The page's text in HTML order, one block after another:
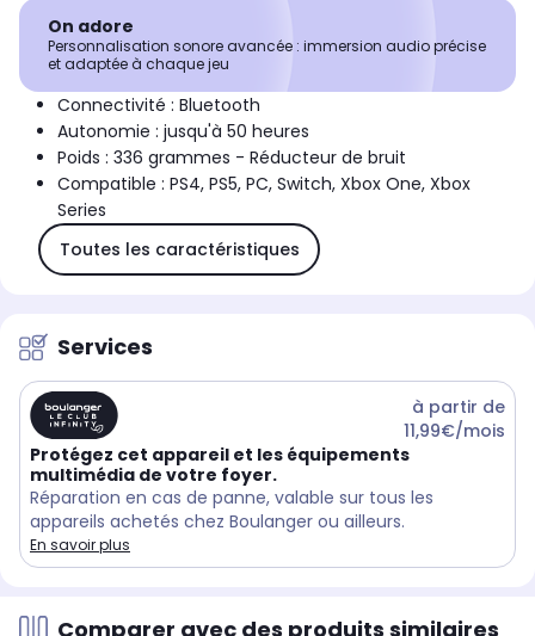
On adore
Personnalisation sonore avancée : immersion audio précise
et adaptée à chaque jeu
Connectivité : Bluetooth
Autonomie : jusqu'à 50 heures
Poids : 336 grammes - Réducteur de bruit
Compatible : PS4, PS5, PC, Switch, Xbox One, Xbox
Series
Toutes les caractéristiques
Services
à partir de
11,99€/mois
Protégez cet appareil et les équipements
multimédia de votre foyer.
Réparation en cas de panne, valable sur tous les
appareils achetés chez Boulanger ou ailleurs.
En savoir plus
Comparer avec des produits similaires